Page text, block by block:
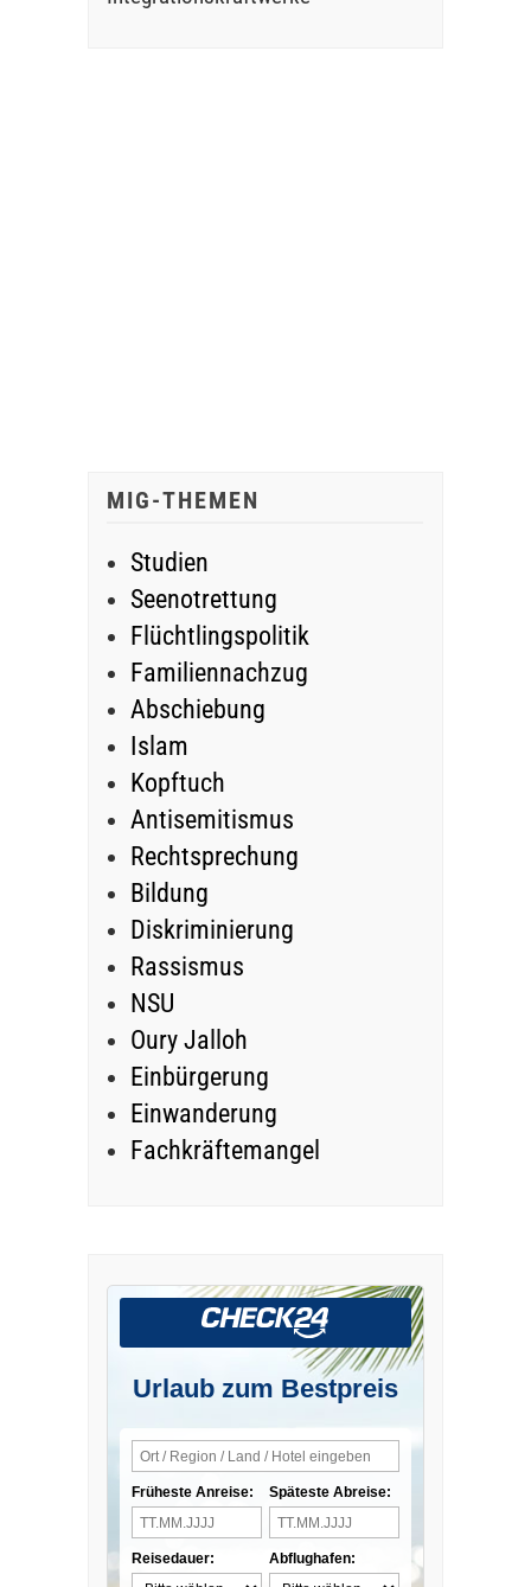
MIG-THEMEN
Studien
Seenotrettung
Flüchtlingspolitik
Familiennachzug
Abschiebung
Islam
Kopftuch
Antisemitismus
Rechtsprechung
Bildung
Diskriminierung
Rassismus
NSU
Oury Jalloh
Einbürgerung
Einwanderung
Fachkräftemangel
Urlaub zum Bestpreis
Früheste Anreise:
Reisedauer:
Späteste Abreise:
Abflughafen: